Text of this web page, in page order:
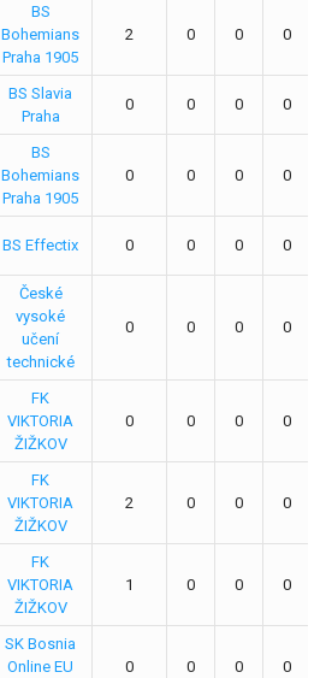
BS
Bohemians
Praha 1905
2 0 0 0
BS Slavia
Praha
0 0 0 0
BS
Bohemians
Praha 1905
0 0 0 0
BS Effectix 0 0 0 0
České
vysoké
učení
technické
0 0 0 0
FK
VIKTORIA
ŽIŽKOV
0 0 0 0
FK
VIKTORIA
ŽIŽKOV
2 0 0 0
FK
VIKTORIA
ŽIŽKOV
1 0 0 0
SK Bosnia
Online EU
0 0 0 0